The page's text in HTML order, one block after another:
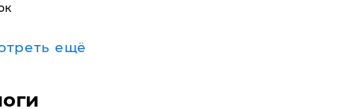
ещё